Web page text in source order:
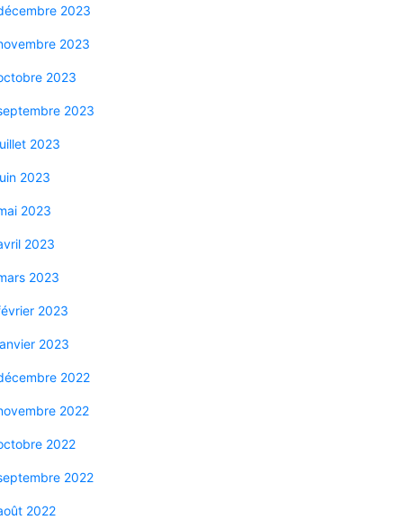
2023
2023
2023
2023
2023
2023
2023
2023
2023
2023
2023
2022
2022
2022
2022
2022